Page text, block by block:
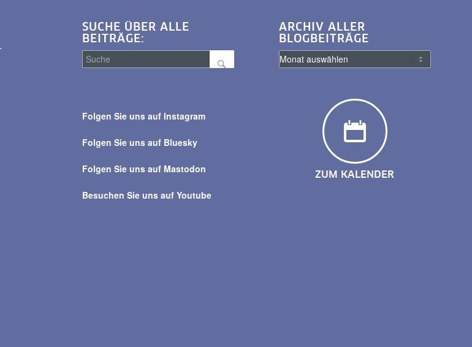
SUCHE ÜBER ALLE
BEITRÄGE:
alle
Folgen Sie uns auf Instagram
Folgen Sie uns auf Bluesky
Folgen Sie uns auf Mastodon
Besuchen Sie uns auf Youtube
ARCHIV ALLER
BLOGBEITRÄGE
ZUM KALENDER